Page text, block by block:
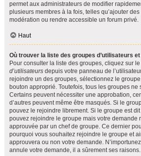
permet aux administrateurs de modifier
plusieurs membres à la fois, telles qu’ajouter
modération ou rendre accessible un forum privé.
Haut
Où trouver la liste des groupes d’utilisateurs
Pour consulter la liste des groupes, cliquez sur
d’utilisateurs depuis votre panneau de
rejoindre un des groupes, sélectionnez le
bouton approprié. Toutefois, tous les groupes ne
Certains peuvent nécessiter une approbation,
d’autres peuvent même être masqués. Si le
pouvez le rejoindre librement. Si le groupe est
pouvez rejoindre le groupe mais votre demande
approuvée par un chef de groupe. Ce dernier
pourquoi vous souhaitez rejoindre le groupe et
approuvera ou non votre demande.
annule votre demande, il a sûrement ses raisons.